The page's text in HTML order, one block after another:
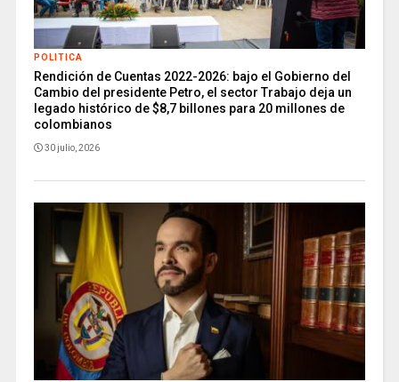
POLITICA
Rendición de Cuentas 2022-2026: bajo el Gobierno del
Cambio del presidente Petro, el sector Trabajo deja un
legado histórico de $8,7 billones para 20 millones de
colombianos
30 julio, 2026